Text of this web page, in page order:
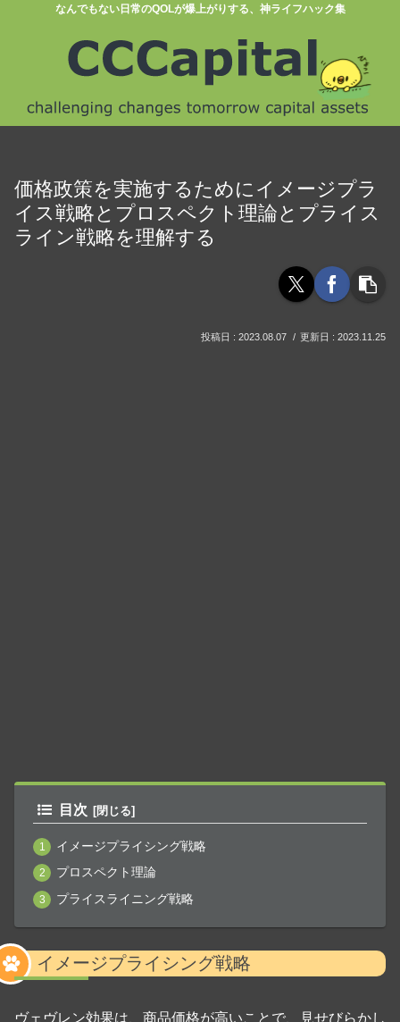
なんでもない日常のQOLが爆上がりする、神ライフハック集
価格政策を実施するためにイメージプラ
イス戦略とプロスペクト理論とプライス
ライン戦略を理解する
2023.08.07 2023.11.25
目次
イメージプライシング戦略
プロスペクト理論
プライスライニング戦略
イメージプライシング戦略
ヴェヴレン効果は、商品価格が高いことで、見せびらかし